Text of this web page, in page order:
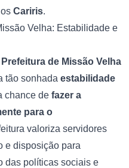
Cariris.
Velha: Estabilidade e
de Missão Velha
tão sonhada estabilidade
chance de fazer a
para o
valoriza servidores
e disposição para
das políticas sociais e